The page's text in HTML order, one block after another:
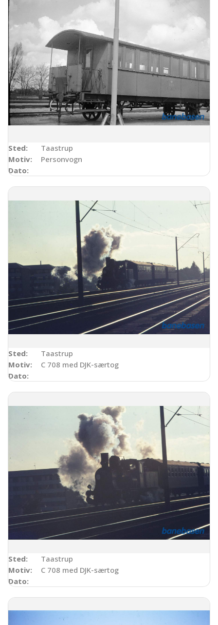
Sted:
Taastrup
Motiv:
Personvogn
Dato:
Sted:
Taastrup
Motiv:
C 708 med DJK-særtog
Dato:
Sted:
Taastrup
Motiv:
C 708 med DJK-særtog
Dato: